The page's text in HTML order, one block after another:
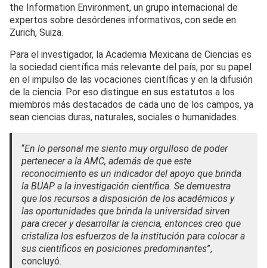
the Information Environment, un grupo internacional de
expertos sobre desórdenes informativos, con sede en
Zurich, Suiza.
Para el investigador, la Academia Mexicana de Ciencias es
la sociedad científica más relevante del país, por su papel
en el impulso de las vocaciones científicas y en la difusión
de la ciencia. Por eso distingue en sus estatutos a los
miembros más destacados de cada uno de los campos, ya
sean ciencias duras, naturales, sociales o humanidades.
“En lo personal me siento muy orgulloso de poder
pertenecer a la AMC, además de que este
reconocimiento es un indicador del apoyo que brinda
la BUAP a la investigación científica. Se demuestra
que los recursos a disposición de los académicos y
las oportunidades que brinda la universidad sirven
para crecer y desarrollar la ciencia, entonces creo que
cristaliza los esfuerzos de la institución para colocar a
sus científicos en posiciones predominantes”,
concluyó.